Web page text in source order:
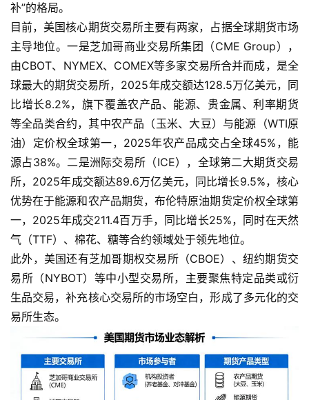
补”的格局。
目前，美国核心期货交易所主要有两家，占据全球期货市场
主导地位。一是芝加哥商业交易所集团（CME Group），
由CBOT、NYMEX、COMEX等多家交易所合并而成，是全
球最大的期货交易所，2025年成交额达128.5万亿美元，同
比增长8.2%，旗下覆盖农产品、能源、贵金属、利率期货
等全品类合约，其中农产品（玉米、大豆）与能源（WTI原
油）定价权全球第一，2025年农产品成交占全球45%，能
源占38%。二是洲际交易所（ICE），全球第二大期货交易
所，2025年成交额达89.6万亿美元，同比增长9.5%，核心
优势在于能源和农产品期货，布伦特原油期货定价权全球第
一，2025年成交211.4百万手，同比增长25%，同时在天然
气（TTF）、棉花、糖等合约领域处于领先地位。
此外，美国还有芝加哥期权交易所（CBOE）、纽约期货交
易所（NYBOT）等中小型交易所，主要聚焦特定品类或衍
生品交易，补充核心交易所的市场空白，形成了多元化的交
易所生态。